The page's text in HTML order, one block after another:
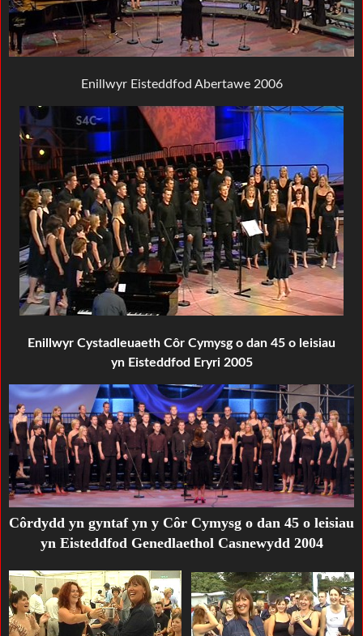
Enillwyr Eisteddfod Abertawe 2006
Enillwyr Cystadleuaeth Côr Cymysg o dan 45 o leisiau
yn Eisteddfod Eryri 2005
Côrdydd yn gyntaf yn y Côr Cymysg o dan 45 o leisiau
yn Eisteddfod Genedlaethol Casnewydd 2004